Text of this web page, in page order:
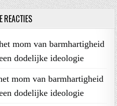
REACTIES
mom van barmhartigheid
dodelijke ideologie
mom van barmhartigheid
dodelijke ideologie